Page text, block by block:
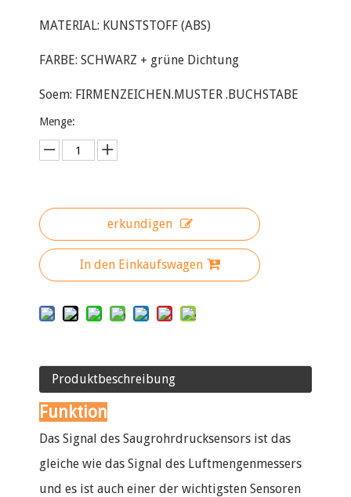
MATERIAL: KUNSTSTOFF (ABS)
FARBE: SCHWARZ + grüne Dichtung
Soem: FIRMENZEICHEN.MUSTER .BUCHSTABE
Menge:
erkundigen
In den Einkaufswagen
Produktbeschreibung
Funktion
Das Signal des Saugrohrdrucksensors ist das
gleiche wie das Signal des Luftmengenmessers
und es ist auch einer der wichtigsten Sensoren